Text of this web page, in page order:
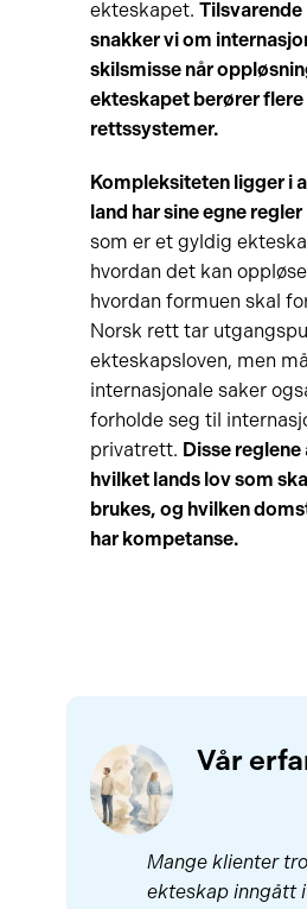
ekteskapet. Tilsvarende
snakker vi om
skilsmisse når
ekteskapet berører flere
rettssystemer.
Kompleksiteten ligger i
land har sine egne regler
som er et gyldig
hvordan det kan
hvordan formuen skal
Norsk rett tar
ekteskapsloven, men
internasjonale saker
forholde seg til
privatrett. Disse
hvilket lands lov som
brukes, og hvilken
har kompetanse.
Vår
Mange klienter
ekteskap inngått